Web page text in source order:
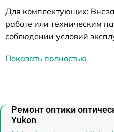
Для комплектующих:
работе или техническим
соблюдении условий
Показать полностью
Ремонт оптики
Yukon